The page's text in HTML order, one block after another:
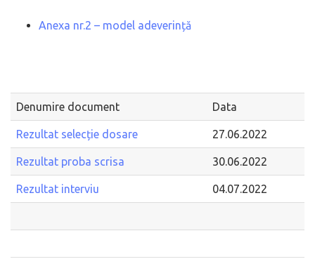
Anexa nr.2 – model adeverință
Denumire document Data
Rezultat selecție dosare 27.06.2022
Rezultat proba scrisa 30.06.2022
Rezultat interviu 04.07.2022